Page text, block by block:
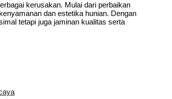
kerusakan. Mulai dari perbaikan
dan estetika hunian. Dengan
tetapi juga jaminan kualitas serta